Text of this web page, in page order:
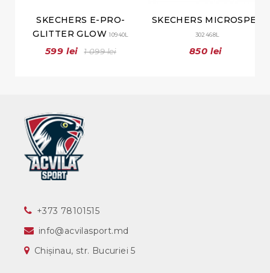
SKECHERS E-PRO-
GLITTER GLOW10940L
599 lei 1 099 lei
SKECHERS MICROSPEC
302468L
850 lei
‎+373 78101515
info@acvilasport.md
Chișinau, str. Bucuriei 5